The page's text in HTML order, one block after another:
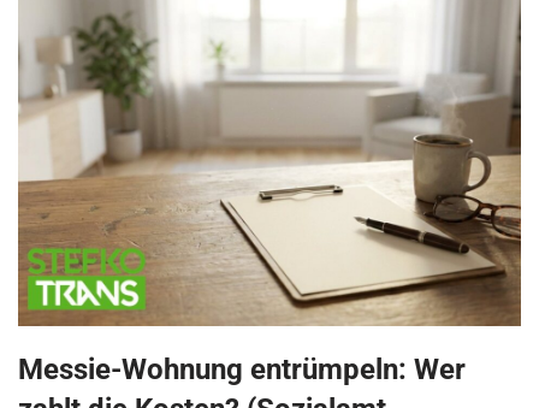
Messie-Wohnung entrümpeln: Wer